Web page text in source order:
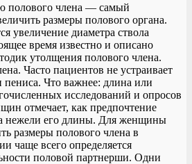
полового члена — самый
размеры полового органа.
увеличение диаметра ствола
время известно и описано
утолщения полового члена.
Часто пациентов не устраивает
пениса. Что важнее: длина или
исследований и опросов
отмечает, как предпочтение
нежели его длины. Для женщины
размеры полового члена в
чаще всего определяется
половой партнерши. Одни